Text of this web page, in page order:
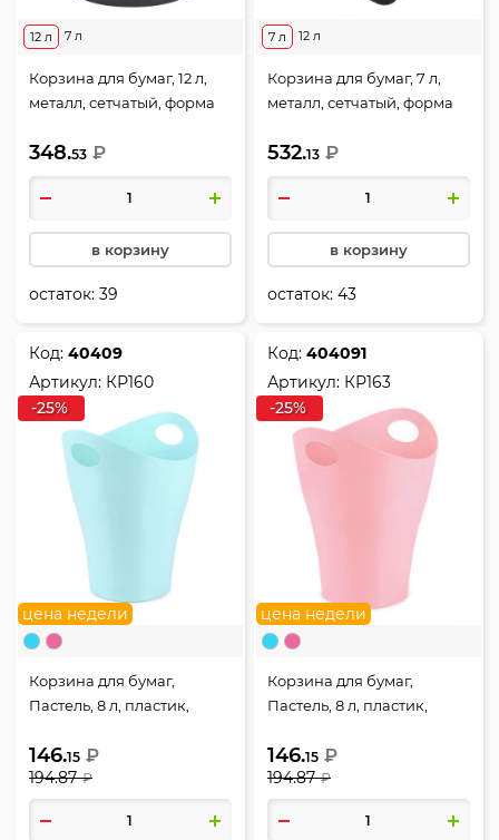
12 л 7 л
Корзина для бумаг, 12 л,
металл, сетчатый, форма
KLERK, 190471
348.53 ₽
в корзину
остаток:39
12 л
7 л
Корзина для бумаг, 7 л,
металл, сетчатый, форма
KLERK, 206889
532.13 ₽
в корзину
остаток:43
Код:40409
Артикул: КР160
-25%
цена недели
Корзина для бумаг,
Пастель, 8 л, пластик,
цвет голубой, Стамм,
КР160
146.15 ₽
194.87 ₽
Код:404091
Артикул: КР163
-25%
цена недели
Корзина для бумаг,
Пастель, 8 л, пластик,
цвет розовый, Стамм,
КР163
146.15 ₽
194.87 ₽